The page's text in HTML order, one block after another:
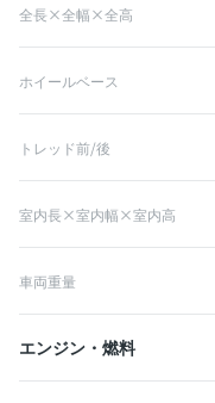
全長×全幅×全高
ホイールベース
トレッド前/後
室内長×室内幅×室内高
車両重量
エンジン・燃料